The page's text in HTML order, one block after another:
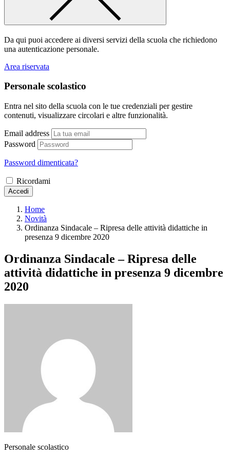
Da qui puoi accedere ai diversi servizi della scuola che richiedono
una autenticazione personale.
Area riservata
Personale scolastico
Entra nel sito della scuola con le tue credenziali per gestire
contenuti, visualizzare circolari e altre funzionalità.
Email address
Password
Password dimenticata?
Ricordami
Accedi
Home
Novità
Ordinanza Sindacale – Ripresa delle attività didattiche in
presenza 9 dicembre 2020
Ordinanza Sindacale – Ripresa delle
attività didattiche in presenza 9 dicembre
2020
Personale scolastico